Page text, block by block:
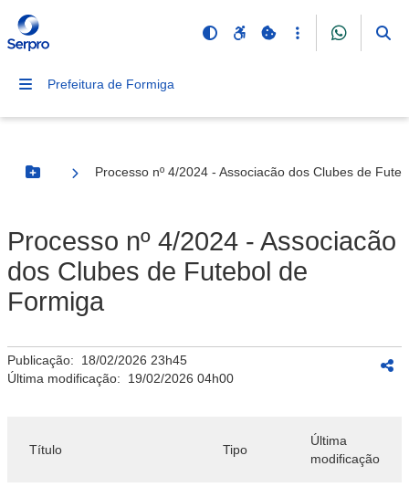
Prefeitura de Formiga
Botão Menu
Processo nº 4/2024 - Associacão dos Clubes de
Processo nº 4/2024 - Associacão
dos Clubes de Futebol de
Formiga
Publicação: 18/02/2026 23h45
Última modificação: 19/02/2026 04h00
Título Tipo
Última
modificação